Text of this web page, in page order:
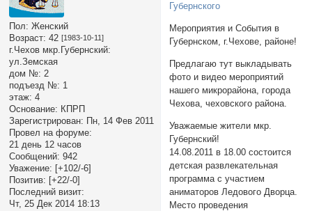
Пол: Женский
Возраст: 42 [1983-10-11]
г.Чехов мкр.Губернский:
ул.Земская
дом №: 2
подъезд №: 1
этаж: 4
Основание: КПРП
Зарегистрирован: Пн, 14 Фев 2011
Провел на форуме:
21 день 12 часов
Сообщений: 942
Уважение: [+102/-6]
Позитив: [+22/-0]
Последний визит:
Чт, 25 Дек 2014 18:13
Губернского
Мероприятия и События в
Губернском, г.Чехове, районе!
Предлагаю тут выкладывать
фото и видео мероприятий
нашего микрорайона, города
Чехова, чеховского района.
Уважаемые жители мкр.
Губернский!
14.08.2011 в 18.00 состоится
детская развлекательная
программа с участием
аниматоров Ледового Дворца.
Место проведения